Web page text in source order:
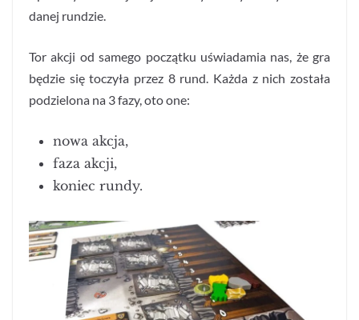
danej rundzie.
Tor akcji od samego początku uświadamia nas, że gra
będzie się toczyła przez 8 rund. Każda z nich została
podzielona na 3 fazy, oto one:
nowa akcja,
faza akcji,
koniec rundy.